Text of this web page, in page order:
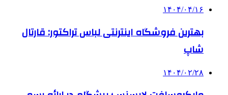
۱۴۰۴/۰۴/۱۶
بهترین فروشگاه اینترنتی لباس تراکتور: قارتال
شاپ
۱۴۰۴/۰۲/۲۸